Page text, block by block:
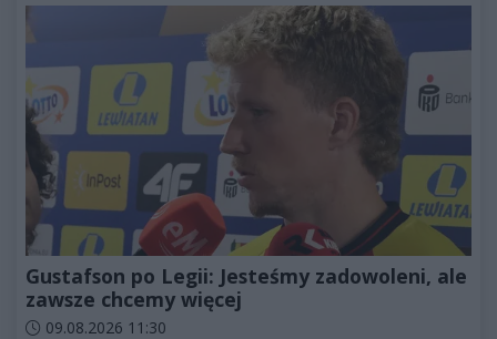
Gustafson po Legii: Jesteśmy zadowoleni, ale
zawsze chcemy więcej
Data dodania artykułu:
09.08.2026 11:30